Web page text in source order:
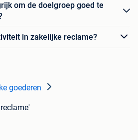
om de doelgroep goed te
in zakelijke reclame?
goederen